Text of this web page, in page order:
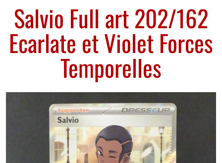
Salvio Full art 202/162
Ecarlate et Violet Forces
Temporelles